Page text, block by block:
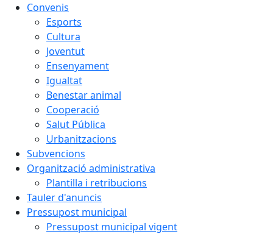
Convenis
Esports
Cultura
Joventut
Ensenyament
Igualtat
Benestar animal
Cooperació
Salut Pública
Urbanitzacions
Subvencions
Organització administrativa
Plantilla i retribucions
Tauler d'anuncis
Pressupost municipal
Pressupost municipal vigent